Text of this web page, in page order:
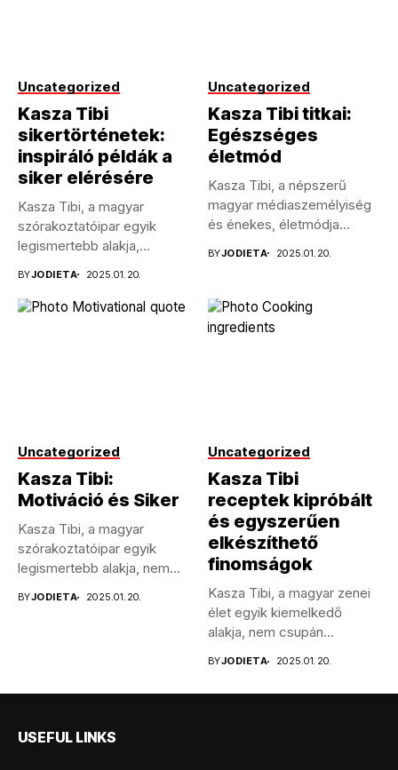
Uncategorized
Kasza Tibi
sikertörténetek:
inspiráló példák a
siker elérésére
Kasza Tibi, a magyar
szórakoztatóipar egyik
legismertebb alakja,
BYJODIETA 2025.01.20.
Uncategorized
Kasza Tibi titkai:
Egészséges
életmód
Kasza Tibi, a népszerű
magyar médiaszemélyiség
és énekes, életmódja
BYJODIETA 2025.01.20.
Uncategorized
Kasza Tibi:
Motiváció és Siker
Kasza Tibi, a magyar
szórakoztatóipar egyik
legismertebb alakja, nem
BYJODIETA 2025.01.20.
Uncategorized
Kasza Tibi
receptek kipróbált
és egyszerűen
elkészíthető
finomságok
Kasza Tibi, a magyar zenei
élet egyik kiemelkedő
alakja, nem csupán
BYJODIETA 2025.01.20.
USEFUL LINKS